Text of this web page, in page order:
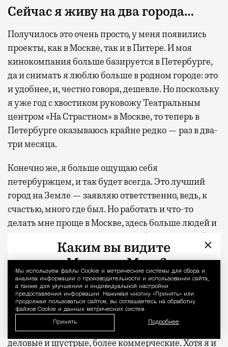
Уведомление
Мы используем файлы Сookie и метрические системы для сбора и
анализа информации о производительности и использовании сайта,
а также для улучшения и индивидуальной настройки
предоставления информации. Нажимая кнопку «Принять» или
продолжая пользоваться сайтом, вы соглашаетесь на обработку
файлов Cookie и данных метрических систем.
Принять Подробнее
Сейчас я живу на два города…
Получилось это очень просто, у меня появились
проекты, как в Москве, так и в Питере. И моя
кинокомпания больше базируется в Петербурге,
да и снимать я люблю больше в родном городе: это
и удобнее, и, честно говоря, дешевле. Но поскольку
я уже год с хвостиком руковожу Театральным
центром «На Страстном» в Москве, то теперь в
Петербурге оказываюсь крайне редко — раз в два-
три месяца.
Конечно же, я больше ощущаю себя
петербуржцем, и так будет всегда. Это лучший
город на Земле — заявляю ответственно, ведь, к
счастью, много где был. Но работать и что-то
делать мне проще в Москве, здесь больше людей и
возможностей, пространство мобилизует к работе.
Питер же про кайфы и творческие расслабончики.
городах, северные петербуржцы чуть-чуть
ленивее.
Петербуржцы более душевные и
интеллигентные. В Москве этого нет, москвичи
деловые и шустрые, более коммерческие. Хотя я и
×